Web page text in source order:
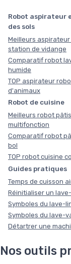
Robot aspirateur
des sols
Meilleurs
station de vidange
Comparatif robot
humide
TOP aspirateur
d'animaux
Robot de cuisine
Meilleurs robot
multifonction
Comparatif robot
bol
TOP robot cuisine
Guides pratiques
Temps de cuisson
Réinitialiser un
Symboles du lave-
Symboles du lave-
Détartrer une
Nos outils